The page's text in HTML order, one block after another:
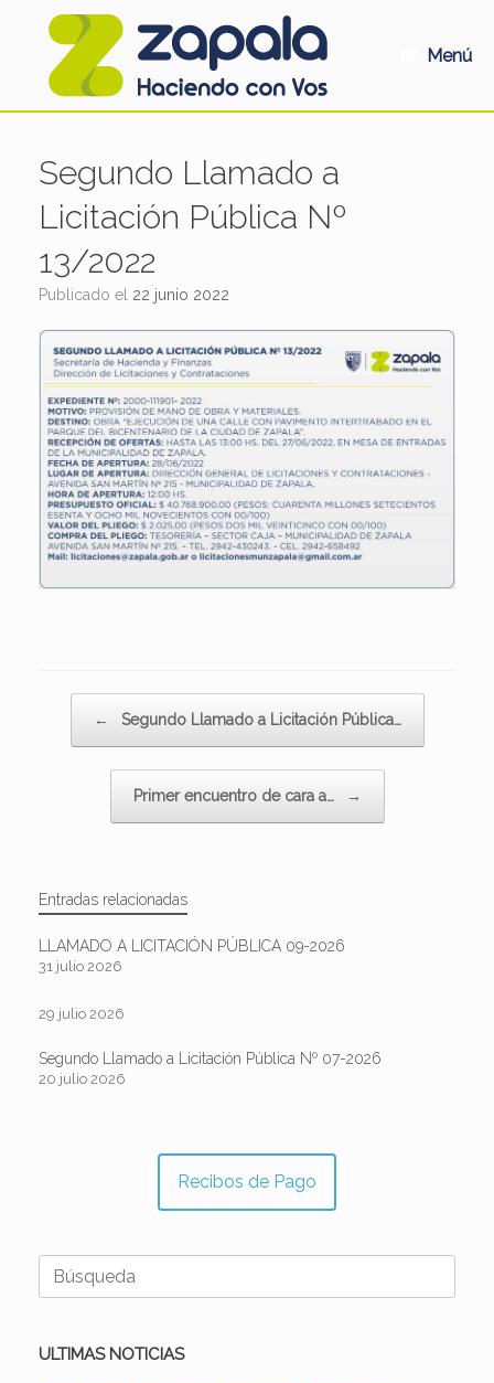
Menú
Segundo Llamado a
Licitación Pública Nº
13/2022
Publicado el 22 junio 2022
← Segundo Llamado a Licitación Pública…
Primer encuentro de cara a… →
Entradas relacionadas
LLAMADO A LICITACIÓN PÚBLICA 09-2026
31 julio 2026
29 julio 2026
Segundo Llamado a Licitación Pública Nº 07-2026
20 julio 2026
Recibos de Pago
Buscar:
ULTIMAS NOTICIAS